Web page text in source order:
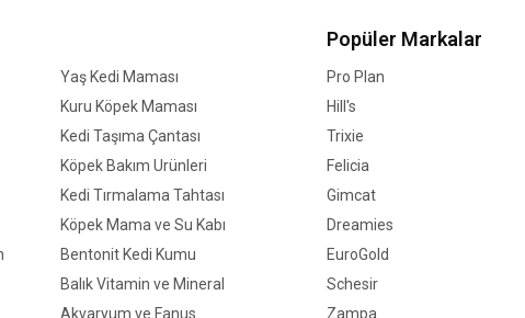
Yaş Kedi Maması
Kuru Köpek Maması
Kedi Taşıma Çantası
Köpek Bakım Ürünleri
Kedi Tırmalama Tahtası
Köpek Mama ve Su Kabı
Bentonit Kedi Kumu
Balık Vitamin ve Mineral
Akvaryum ve Fanus
Popüler Markalar
Pro Plan
Hill's
Trixie
Felicia
Gimcat
Dreamies
EuroGold
Schesir
Zampa